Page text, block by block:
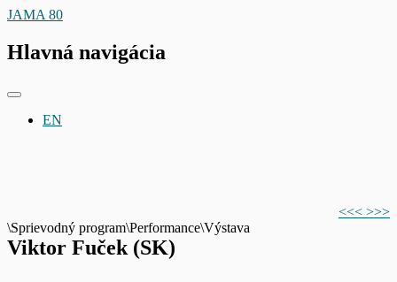
JAMA 80
Hlavná navigácia
EN
<<< >>>
\Sprievodný program\Performance\Výstava
Viktor Fuček (SK)